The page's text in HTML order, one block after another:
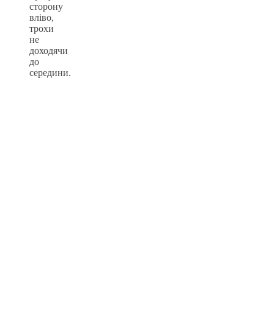
сторону
вліво,
трохи
не
доходячи
до
середини.